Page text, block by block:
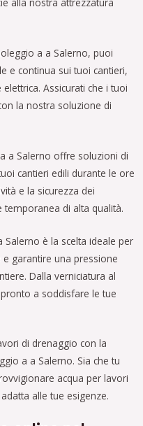
a a Salerno, puoi
e continua sui tuoi cantieri,
Assicurati che i tuoi
la nostra soluzione di
a Salerno offre soluzioni di
cantieri edili durante le ore
e la sicurezza dei
di alta qualità.
Salerno è la scelta ideale per
garantire una pressione
Dalla verniciatura al
a soddisfare le tue
di drenaggio con la
a a Salerno. Sia che tu
acqua per lavori
alle tue esigenze.